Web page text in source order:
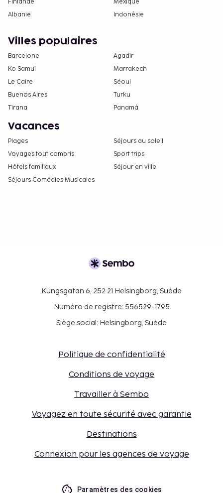
d'identité officielle avec photo ou leur
passeport.
nationales, les transactions en espèces
effectuées dans cet hébergement ne peuvent
pas dépasser 5000 EUR. Pour plus
d'informations, veuillez contacter
Finlande
Mexique
Albanie
Indonésie
Villes populaires
Barcelone
Agadir
Ko Samui
Marrakech
Le Caire
Séoul
Buenos Aires
Turku
Tirana
Panamá
Vacances
Plages
Séjours au soleil
Voyages tout compris
Sport trips
Hôtels familiaux
Séjour en ville
Séjours Comédies Musicales
Kungsgatan 6, 252 21 Helsingborg, Suède
Numéro de registre: 556529-1795
Siège social: Helsingborg, Suède
Politique de confidentialité
Conditions de voyage
Travailler à Sembo
Voyagez en toute sécurité avec garantie
Destinations
Connexion pour les agences de voyage
Paramètres des cookies